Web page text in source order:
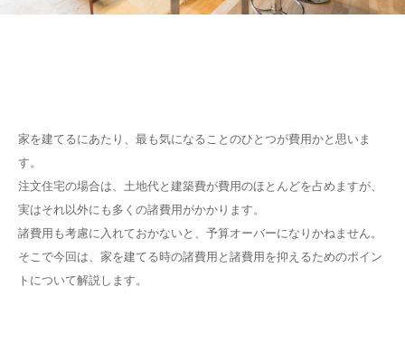
家を建てるにあたり、最も気になることのひとつが費用かと思いま
す。
注文住宅の場合は、土地代と建築費が費用のほとんどを占めますが、
実はそれ以外にも多くの諸費用がかかります。
諸費用も考慮に入れておかないと、予算オーバーになりかねません。
そこで今回は、家を建てる時の諸費用と諸費用を抑えるためのポイン
トについて解説します。